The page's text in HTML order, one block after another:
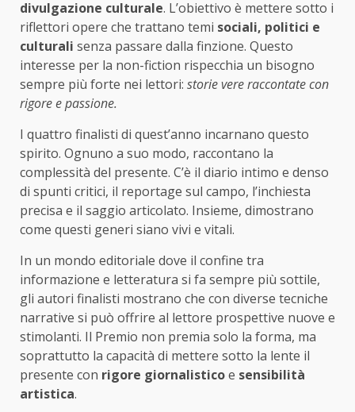
divulgazione culturale. L’obiettivo è mettere sotto i
riflettori opere che trattano temi sociali, politici e
culturali senza passare dalla finzione. Questo
interesse per la non-fiction rispecchia un bisogno
sempre più forte nei lettori: storie vere raccontate con
rigore e passione.
I quattro finalisti di quest’anno incarnano questo
spirito. Ognuno a suo modo, raccontano la
complessità del presente. C’è il diario intimo e denso
di spunti critici, il reportage sul campo, l’inchiesta
precisa e il saggio articolato. Insieme, dimostrano
come questi generi siano vivi e vitali.
In un mondo editoriale dove il confine tra
informazione e letteratura si fa sempre più sottile,
gli autori finalisti mostrano che con diverse tecniche
narrative si può offrire al lettore prospettive nuove e
stimolanti. Il Premio non premia solo la forma, ma
soprattutto la capacità di mettere sotto la lente il
presente con rigore giornalisticoe sensibilità
artistica.